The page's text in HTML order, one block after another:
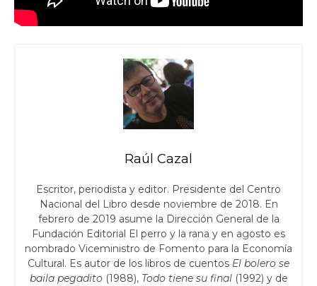
Raúl Cazal
Escritor, periodista y editor. Presidente del Centro
Nacional del Libro desde noviembre de 2018. En
febrero de 2019 asume la Dirección General de la
Fundación Editorial El perro y la rana y en agosto es
nombrado Viceministro de Fomento para la Economía
Cultural. Es autor de los libros de cuentos El bolero se
baila pegadito (1988), Todo tiene su final (1992) y de